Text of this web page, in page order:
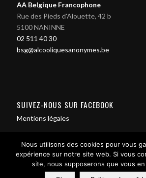
AA Belgique Francophone
Rue des Pieds d'Alouette, 42 b
5100 NANINNE
02 511 40 30
bsg@alcooliquesanonymes.be
SUIVEZ-NOUS SUR FACEBOOK
Mentions légales
Nous utilisons des cookies pour vous
expérience sur notre site web. Si vous
site, nous supposerons que vous